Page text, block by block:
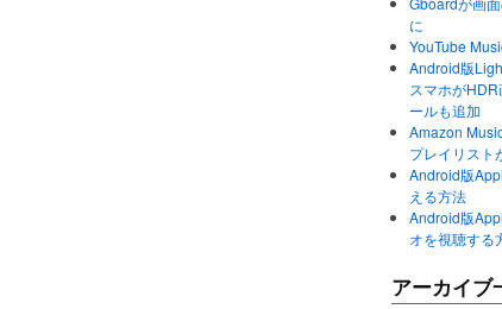
に
YouTube
Android版
スマホが
ールも追加
Amazon
プレイリスト
Android版
える方法
Android版
オを視聴する
アーカイブ